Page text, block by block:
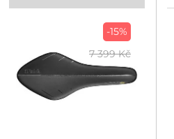
-15%
7 399 Kč